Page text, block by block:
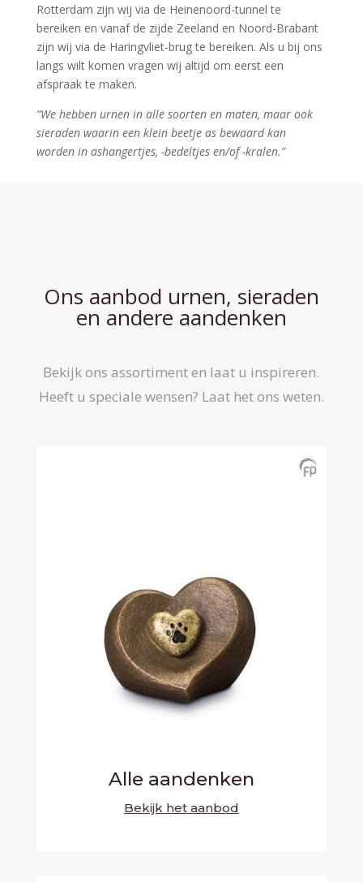
Rotterdam zijn wij via de Heinenoord-tunnel te
bereiken en vanaf de zijde Zeeland en Noord-Brabant
zijn wij via de Haringvliet-brug te bereiken. Als u bij ons
langs wilt komen vragen wij altijd om eerst een
afspraak te maken.
“We hebben urnen in alle soorten en maten, maar ook
sieraden waarin een klein beetje as bewaard kan
worden in ashangertjes, -bedeltjes en/of -kralen.”
Ons aanbod urnen, sieraden
en andere aandenken
Bekijk ons assortiment en laat u inspireren.
Heeft u speciale wensen? Laat het ons weten.
Alle aandenken
Bekijk het aanbod